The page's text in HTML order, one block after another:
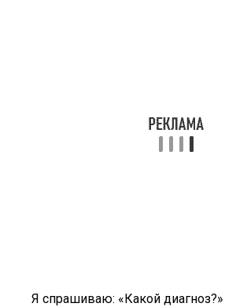
Я спрашиваю: «Какой диагноз?»